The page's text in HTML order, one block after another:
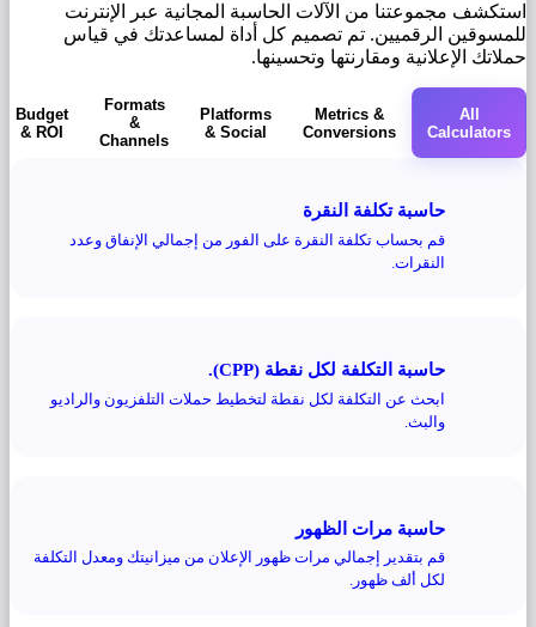
استكشف مجموعتنا من الآلات الحاسبة المجانية عبر الإنترنت
للمسوقين الرقميين. تم تصميم كل أداة لمساعدتك في قياس
حملاتك الإعلانية ومقارنتها وتحسينها.
All
Calculators
Metrics &
Conversions
Platforms
& Social
Formats
&
Channels
Budget
& ROI
حاسبة تكلفة النقرة
قم بحساب تكلفة النقرة على الفور من إجمالي الإنفاق وعدد
النقرات.
حاسبة التكلفة لكل نقطة (CPP).
ابحث عن التكلفة لكل نقطة لتخطيط حملات التلفزيون والراديو
والبث.
حاسبة مرات الظهور
قم بتقدير إجمالي مرات ظهور الإعلان من ميزانيتك ومعدل التكلفة
لكل ألف ظهور.